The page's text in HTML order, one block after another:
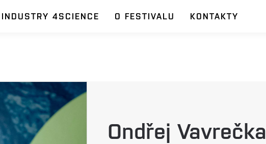
INDUSTRY 4SCIENCE O FESTIVALU KONTAKTY
Ondřej Vavrečka